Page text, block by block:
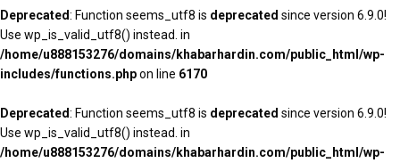
Deprecated: Function seems_utf8 is deprecated since version 6.9.0!
Use wp_is_valid_utf8() instead. in
/home/u888153276/domains/khabarhardin.com/public_html/wp-
includes/functions.phpon line 6170
Deprecated: Function seems_utf8 is deprecated since version 6.9.0!
Use wp_is_valid_utf8() instead. in
/home/u888153276/domains/khabarhardin.com/public_html/wp-